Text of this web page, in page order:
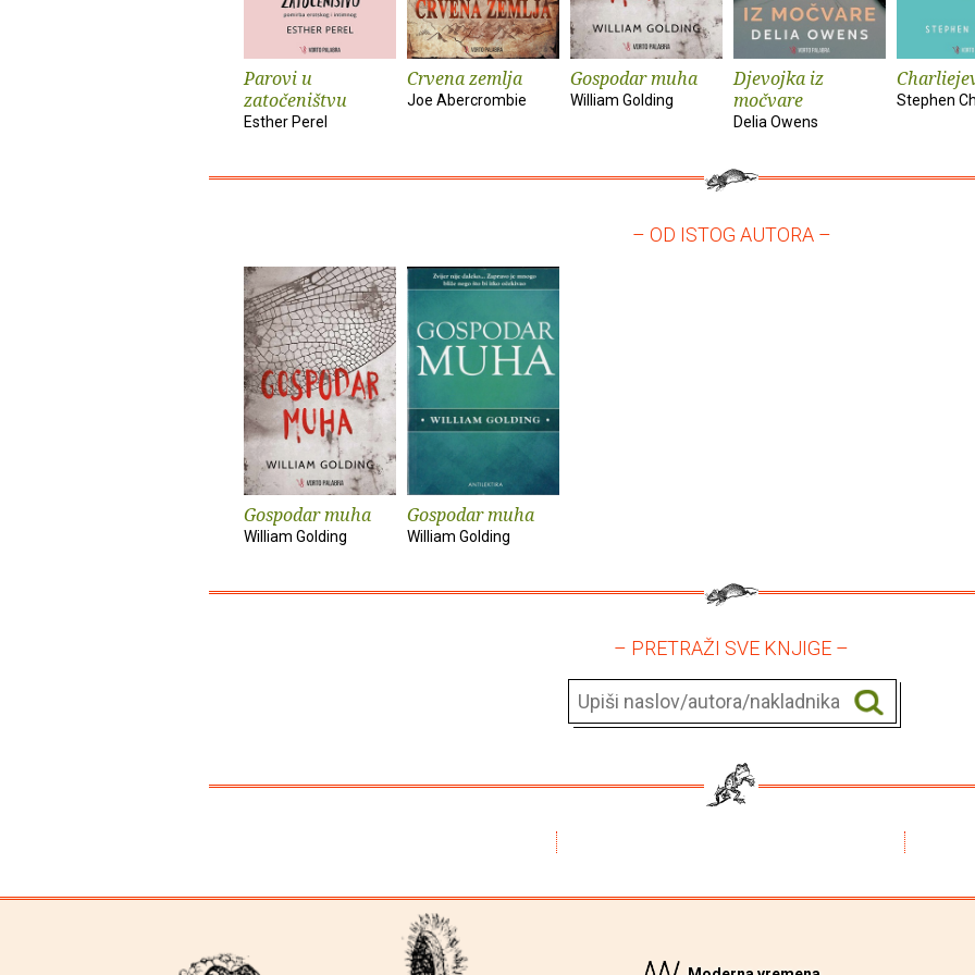
Parovi u
zatočeništvu
Esther Perel
Crvena zemlja
Joe Abercrombie
Gospodar muha
William Golding
Djevojka iz
močvare
Delia Owens
Stephen
– OD ISTOG AUTORA –
Gospodar muha
William Golding
Gospodar muha
William Golding
– PRETRAŽI SVE KNJIGE –